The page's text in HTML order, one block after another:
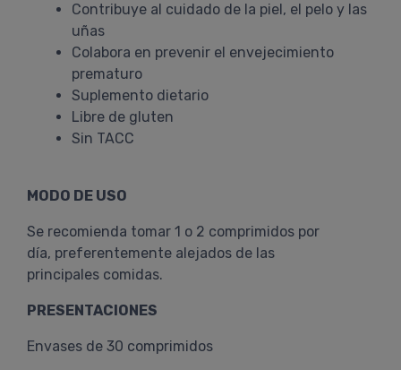
Contribuye al cuidado de la piel, el pelo y las
uñas
Colabora en prevenir el envejecimiento
prematuro
Suplemento dietario
Libre de gluten
Sin TACC
MODO DE USO
Se recomienda tomar 1 o 2 comprimidos por
día, preferentemente alejados de las
principales comidas.
PRESENTACIONES
Envases de 30 comprimidos